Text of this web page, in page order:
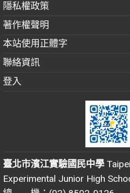
隱私權政策
著作權聲明
本站使用正體字
聯絡資訊
登入
臺北市濱江實驗國民中學
Experimental Junior High